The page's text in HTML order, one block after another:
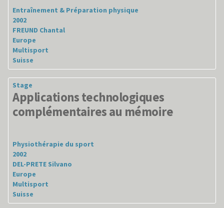
Entraînement & Préparation physique
2002
FREUND Chantal
Europe
Multisport
Suisse
Stage
Applications technologiques
complémentaires au mémoire
Physiothérapie du sport
2002
DEL-PRETE Silvano
Europe
Multisport
Suisse